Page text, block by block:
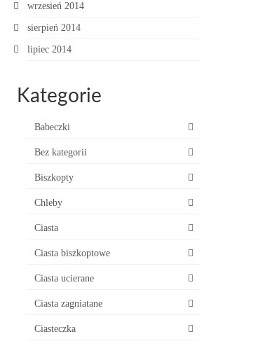
wrzesień 2014
sierpień 2014
lipiec 2014
Kategorie
Babeczki
Bez kategorii
Biszkopty
Chleby
Ciasta
Ciasta biszkoptowe
Ciasta ucierane
Ciasta zagniatane
Ciasteczka